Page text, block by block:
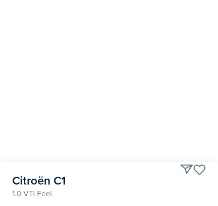
Citroën C1
1.0 VTi Feel